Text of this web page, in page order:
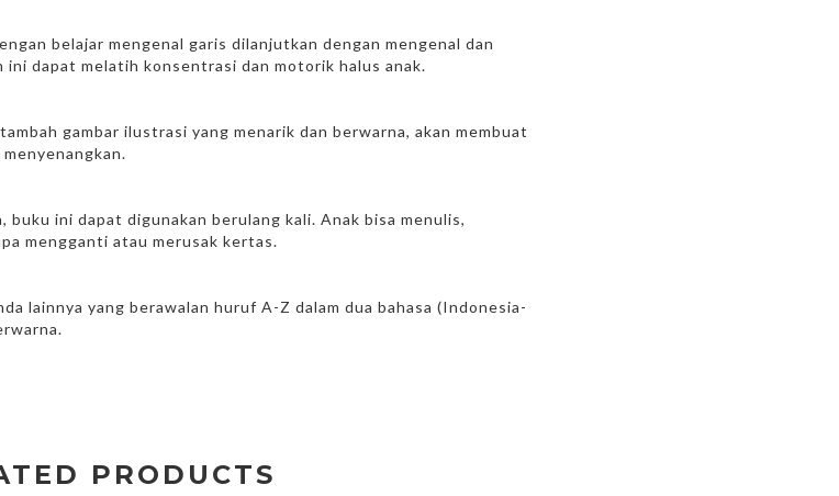
belajar mengenal garis dilanjutkan dengan mengenal dan
dapat melatih konsentrasi dan motorik halus anak.
gambar ilustrasi yang menarik dan berwarna, akan membuat
buku ini dapat digunakan berulang kali. Anak bisa menulis,
mengganti atau merusak kertas.
lainnya yang berawalan huruf A-Z dalam dua bahasa (Indonesia-
PRODUCTS